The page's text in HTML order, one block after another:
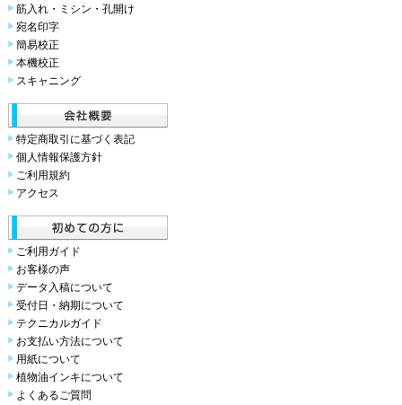
筋入れ・ミシン・孔開け
宛名印字
簡易校正
本機校正
スキャニング
特定商取引に基づく表記
個人情報保護方針
ご利用規約
アクセス
ご利用ガイド
お客様の声
データ入稿について
受付日・納期について
テクニカルガイド
お支払い方法について
用紙について
植物油インキについて
よくあるご質問